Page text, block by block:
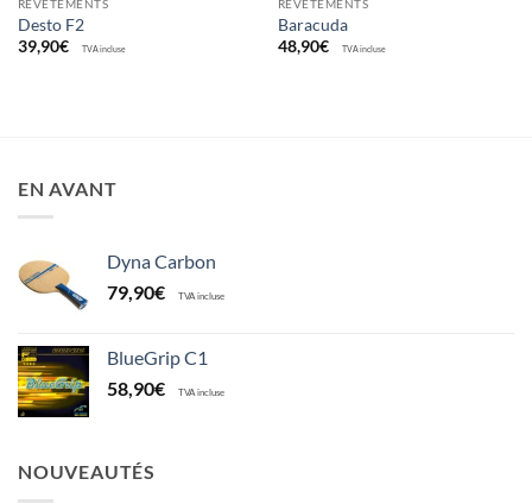
REVÊTEMENTS
Desto F2
39,90€ TVA incluse
REVÊTEMENTS
Baracuda
48,90€ TVA incluse
EN AVANT
Dyna Carbon
79,90€ TVA incluse
BlueGrip C1
58,90€ TVA incluse
NOUVEAUTÉS